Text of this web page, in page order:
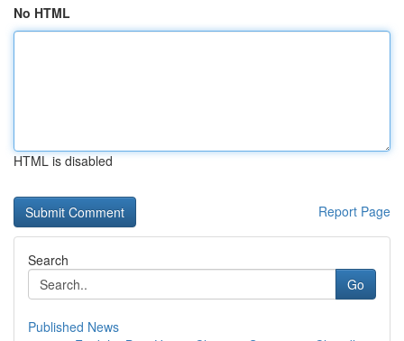
No HTML
HTML is disabled
Report Page
Search
Go
Published News